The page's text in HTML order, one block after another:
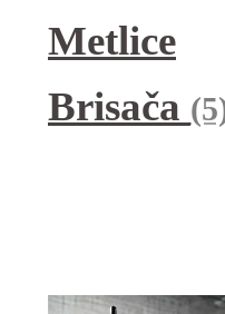
Metlice
Brisača